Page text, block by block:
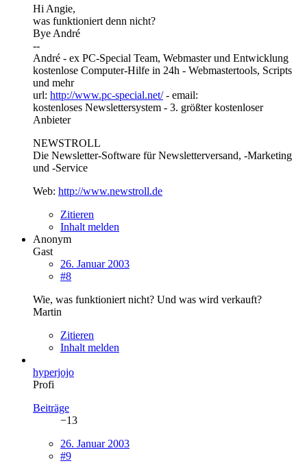
Hi Angie,
was funktioniert denn nicht?
Bye André
--
André - ex PC-Special Team, Webmaster und Entwicklung
kostenlose Computer-Hilfe in 24h - Webmastertools, Scripts
und mehr
url: http://www.pc-special.net/- email:
kostenloses Newslettersystem - 3. größter kostenloser
Anbieter
NEWSTROLL
Die Newsletter-Software für Newsletterversand, -Marketing
und -Service
Web: http://www.newstroll.de
Zitieren
Inhalt melden
Anonym
Gast
26. Januar 2003
#8
Wie, was funktioniert nicht? Und was wird verkauft?
Martin
Zitieren
Inhalt melden
hyperjojo
Profi
Beiträge
−13
26. Januar 2003
#9